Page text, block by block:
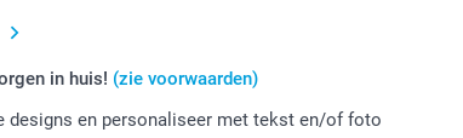
in huis! (zie voorwaarden)
designs en personaliseer met tekst en/of foto